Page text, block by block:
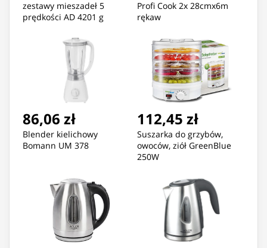
zestawy mieszadeł 5
prędkości AD 4201 g
Profi Cook 2x 28cmx6m
rękaw
86,06 zł
Blender kielichowy
Bomann UM 378
112,45 zł
Suszarka do grzybów,
owoców, ziół GreenBlue
250W